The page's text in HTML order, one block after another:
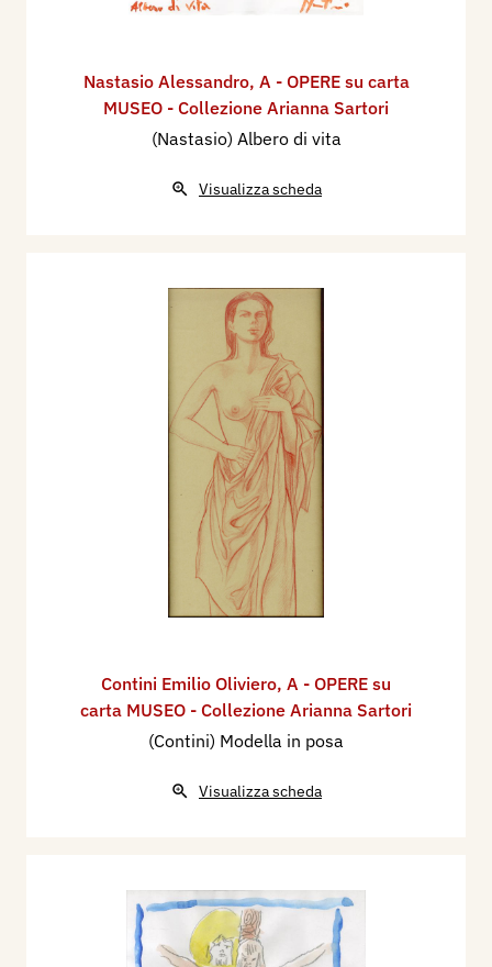
Nastasio Alessandro, A - OPERE su carta
MUSEO - Collezione Arianna Sartori
(Nastasio) Albero di vita
Visualizza scheda
Contini Emilio Oliviero, A - OPERE su
carta MUSEO - Collezione Arianna Sartori
(Contini) Modella in posa
Visualizza scheda